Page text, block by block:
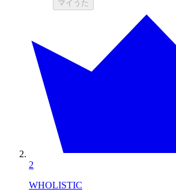
マイうた
2
WHOLISTIC